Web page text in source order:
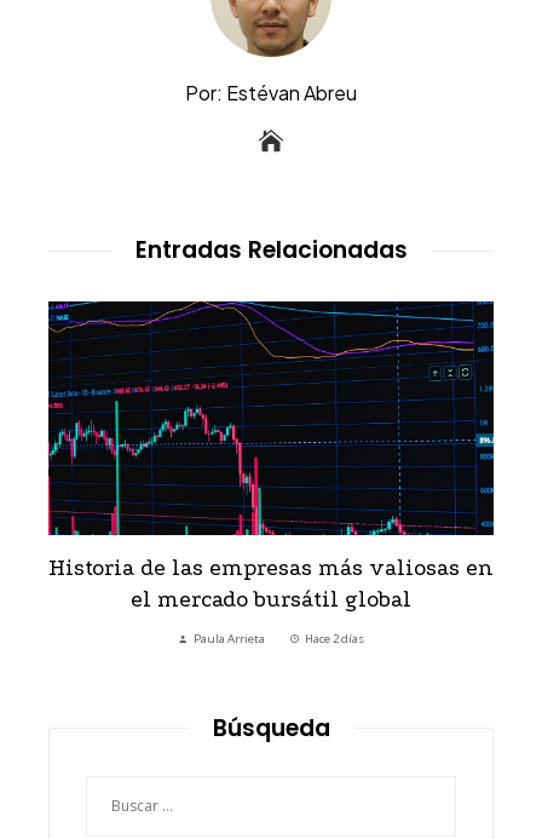
Por: Estévan Abreu
Entradas Relacionadas
Historia de las empresas más valiosas en
el mercado bursátil global
Paula Arrieta Hace 2 días
Búsqueda